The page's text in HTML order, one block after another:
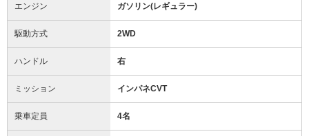
エンジン ガソリン(レギュラー)
駆動方式 2WD
ハンドル 右
ミッション インパネCVT
乗車定員 4名